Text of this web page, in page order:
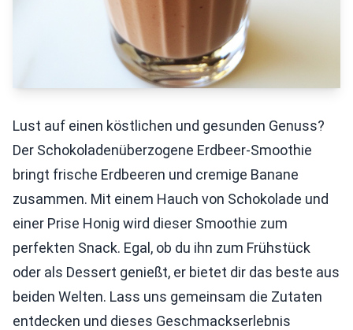
Lust auf einen köstlichen und gesunden Genuss?
Der Schokoladenüberzogene Erdbeer-Smoothie
bringt frische Erdbeeren und cremige Banane
zusammen. Mit einem Hauch von Schokolade und
einer Prise Honig wird dieser Smoothie zum
perfekten Snack. Egal, ob du ihn zum Frühstück
oder als Dessert genießt, er bietet dir das beste aus
beiden Welten. Lass uns gemeinsam die Zutaten
entdecken und dieses Geschmackserlebnis